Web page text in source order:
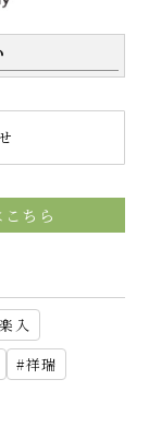
ちら
入
祥瑞